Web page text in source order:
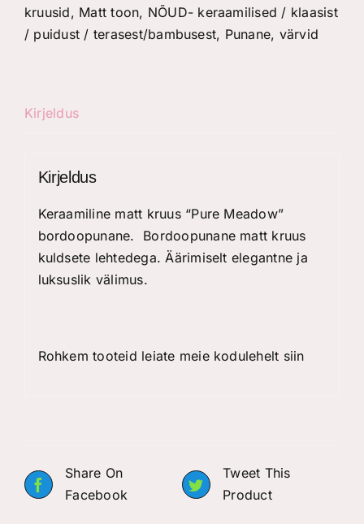
kruusid, Matt toon, NÕUD- keraamilised / klaasist
/ puidust / terasest/bambusest, Punane, värvid
Kirjeldus
Kirjeldus
Keraamiline matt kruus “Pure Meadow”
bordoopunane. Bordoopunane matt kruus
kuldsete lehtedega. Äärimiselt elegantne ja
luksuslik välimus.
Rohkem tooteid leiate meie kodulehelt siin
Share On
Facebook
Tweet This
Product